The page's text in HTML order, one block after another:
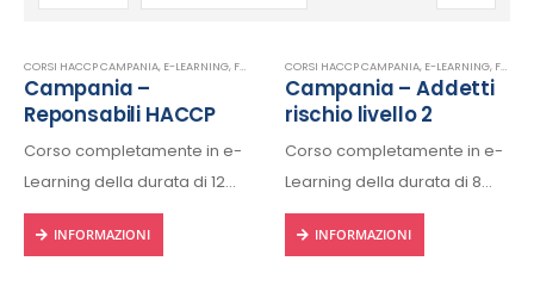
CORSI HACCP CAMPANIA, E-LEARNING, FORMAZIONE HACCP IN LINGUA ITALIANA ,HACCP
Campania –
Reponsabili HACCP
Corso completamente in e-
Learning della durata di 12
ore, fruibile 24/24h da ogni
dispositivo connesso a
INFORMAZIONI
CORSI HACCP CAMPANIA, E-LEARNING, FORMAZIONE HACCP IN LINGUA ITALIANA
Campania – Addetti
rischio livello 2
Corso completamente in e-
Learning della durata di 8
ore, fruibile 24/24h da ogni
dispositivo connesso a
INFORMAZIONI